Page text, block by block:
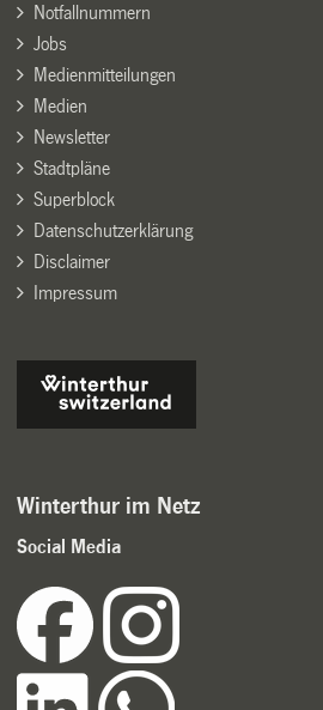
Notfallnummern
Jobs
Medienmitteilungen
Medien
Newsletter
Stadtpläne
Superblock
Datenschutzerklärung
Disclaimer
Impressum
Winterthur im Netz
Social Media